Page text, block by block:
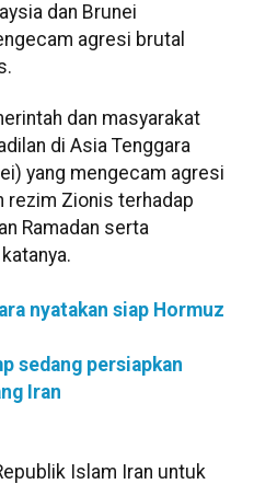
dan Brunei
agresi brutal
dan masyarakat
di Asia Tenggara
yang mengecam agresi
rezim Zionis terhadap
Ramadan serta
nyatakan siap Hormuz
sedang persiapkan
Iran
Islam Iran untuk